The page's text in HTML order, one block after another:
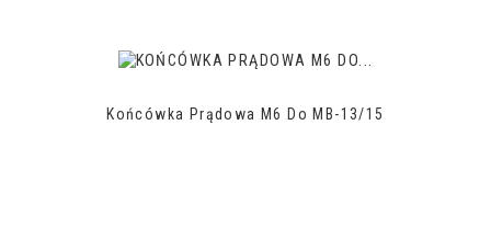
Końcówka Prądowa M6 Do MB-13/15